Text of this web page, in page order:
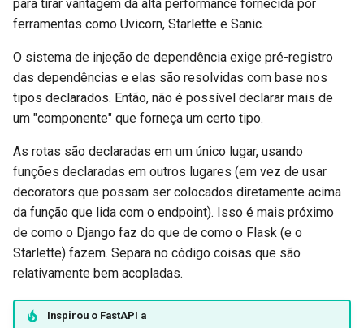
para tirar vantagem da alta performance fornecida por
ferramentas como Uvicorn, Starlette e Sanic.
O sistema de injeção de dependência exige pré-registro
das dependências e elas são resolvidas com base nos
tipos declarados. Então, não é possível declarar mais de
um "componente" que forneça um certo tipo.
As rotas são declaradas em um único lugar, usando
funções declaradas em outros lugares (em vez de usar
decorators que possam ser colocados diretamente acima
da função que lida com o endpoint). Isso é mais próximo
de como o Django faz do que de como o Flask (e o
Starlette) fazem. Separa no código coisas que são
relativamente bem acopladas.
Inspirou o FastAPI a